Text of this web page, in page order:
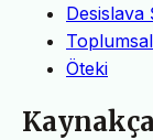
Desislava
Öteki